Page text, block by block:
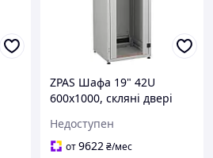
ZPAS Шафа 19" 42U
600x1000, скляні двері
FP, сіра Use
Недоступен
от9622₴/мес